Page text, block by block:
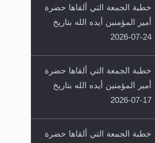
خطبة الجمعة التي ألقاها حضرة
أمير المؤمنين أيده الله بتاريخ
24-07-2026
خطبة الجمعة التي ألقاها حضرة
أمير المؤمنين أيده الله بتاريخ
17-07-2026
خطبة الجمعة التي ألقاها حضرة